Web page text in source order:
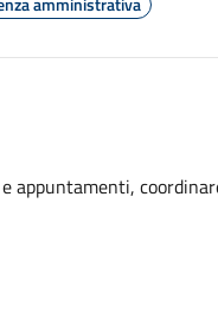
appuntamenti,